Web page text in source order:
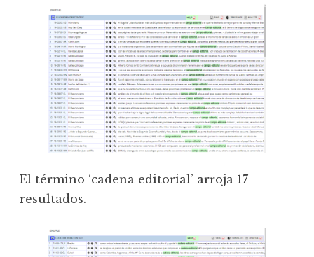
El término ‘cadena editorial’ arroja 17
resultados.